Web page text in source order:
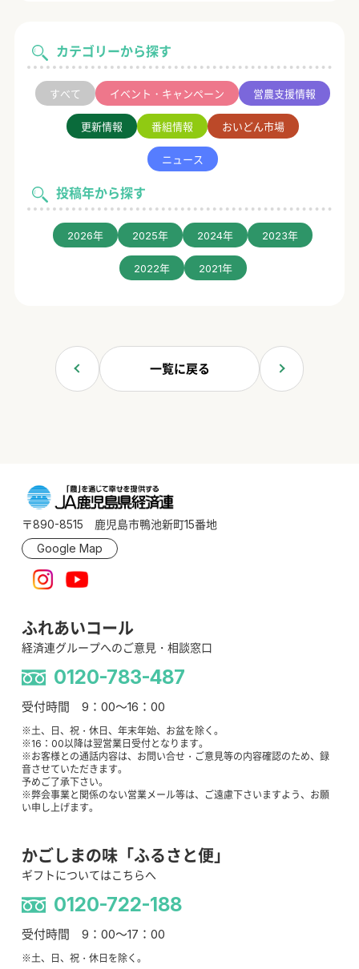
カテゴリーから探す
すべて イベント・キャンペーン 営農支援情報
更新情報 番組情報 おいどん市場
ニュース
投稿年から探す
2026年 2025年 2024年 2023年
2022年 2021年
一覧に戻る
〒890-8515 鹿児島市鴨池新町15番地
Google Map
ふれあいコール
経済連グループへのご意見・相談窓口
0120-783-487
受付時間 9：00～16：00
※土、日、祝・休日、年末年始、お盆を除く。
※16：00以降は翌営業日受付となります。
※お客様との通話内容は、お問い合せ・ご意見等の内容確認のため、録
音させていただきます。
予めご了承下さい。
※弊会事業と関係のない営業メール等は、ご遠慮下さいますよう、お願
い申し上げます。
かごしまの味「ふるさと便」
ギフトについてはこちらへ
0120-722-188
受付時間 9：00～17：00
※土、日、祝・休日を除く。